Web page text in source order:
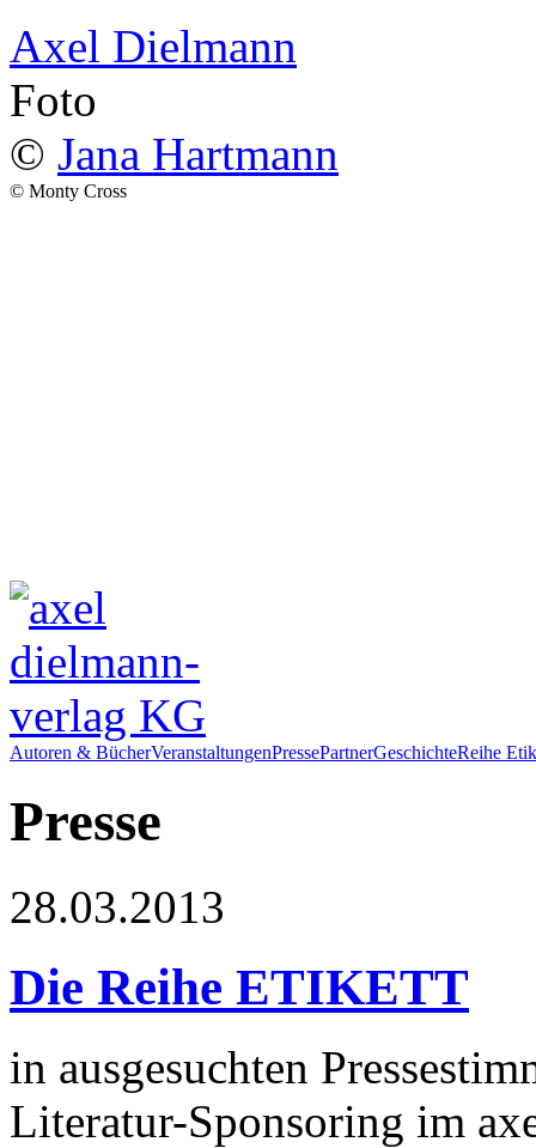
Axel Dielmann
Foto
© Jana Hartmann
© Monty Cross
Autoren & BücherVeranstaltungenPressePartnerGeschichteReihe
Presse
28.03.2013
Die Reihe ETIKETT
in ausgesuchten
Literatur-Sponsoring im